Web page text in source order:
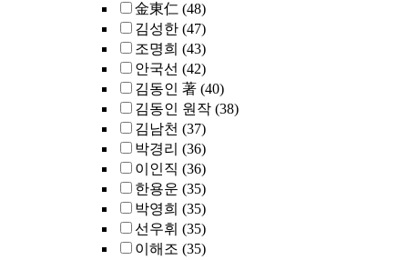
金東仁 (48)
김성한 (47)
조명희 (43)
안국선 (42)
김동인 著 (40)
김동인 원작 (38)
김남천 (37)
박경리 (36)
이인직 (36)
한용운 (35)
박영희 (35)
선우휘 (35)
이해조 (35)